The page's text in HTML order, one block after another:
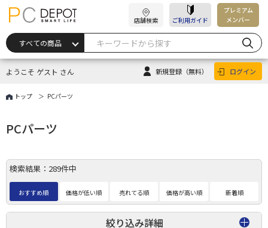
店舗検索 ご利用ガイド
プレミアム
メンバー
ようこそ ゲスト さん 新規登録 （無料） ログイン
トップ PCパーツ
PCパーツ
絞り込み詳細
検索結果：289件中
おすすめ順 価格が低い順 売れてる順 価格が高い順 新着順